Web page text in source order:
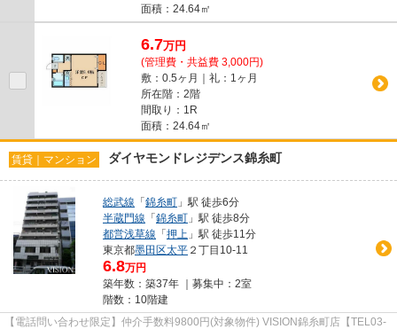
面積：24.64㎡
6.7万円
(管理費・共益費 3,000円)
敷：0.5ヶ月｜礼：1ヶ月
所在階：2階
間取り：1R
面積：24.64㎡
賃貸｜マンション ダイヤモンドレジデンス錦糸町
総武線 「錦糸町 」駅 徒歩6分
半蔵門線 「錦糸町 」駅 徒歩8分
都営浅草線 「押上 」駅 徒歩11分
東京都墨田区太平 ２丁目10-11
6.8万円
築年数：築37年 ｜募集中： 2室
階数：10階建
【電話問い合わせ限定】仲介手数料9800円(対象物件) VISION錦糸町店【TEL03-